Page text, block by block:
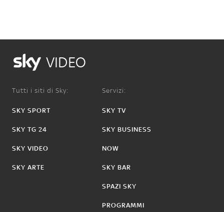
VIDEO
Tutti i siti di Sky:
SKY SPORT
SKY TG 24
SKY VIDEO
SKY ARTE
Servizi:
SKY TV
SKY BUSINESS
NOW
SKY BAR
SPAZI SKY
PROGRAMMI